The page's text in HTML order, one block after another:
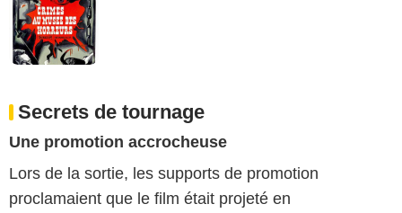
Secrets de tournage
Une promotion accrocheuse
Lors de la sortie, les supports de promotion
proclamaient que le film était projeté en